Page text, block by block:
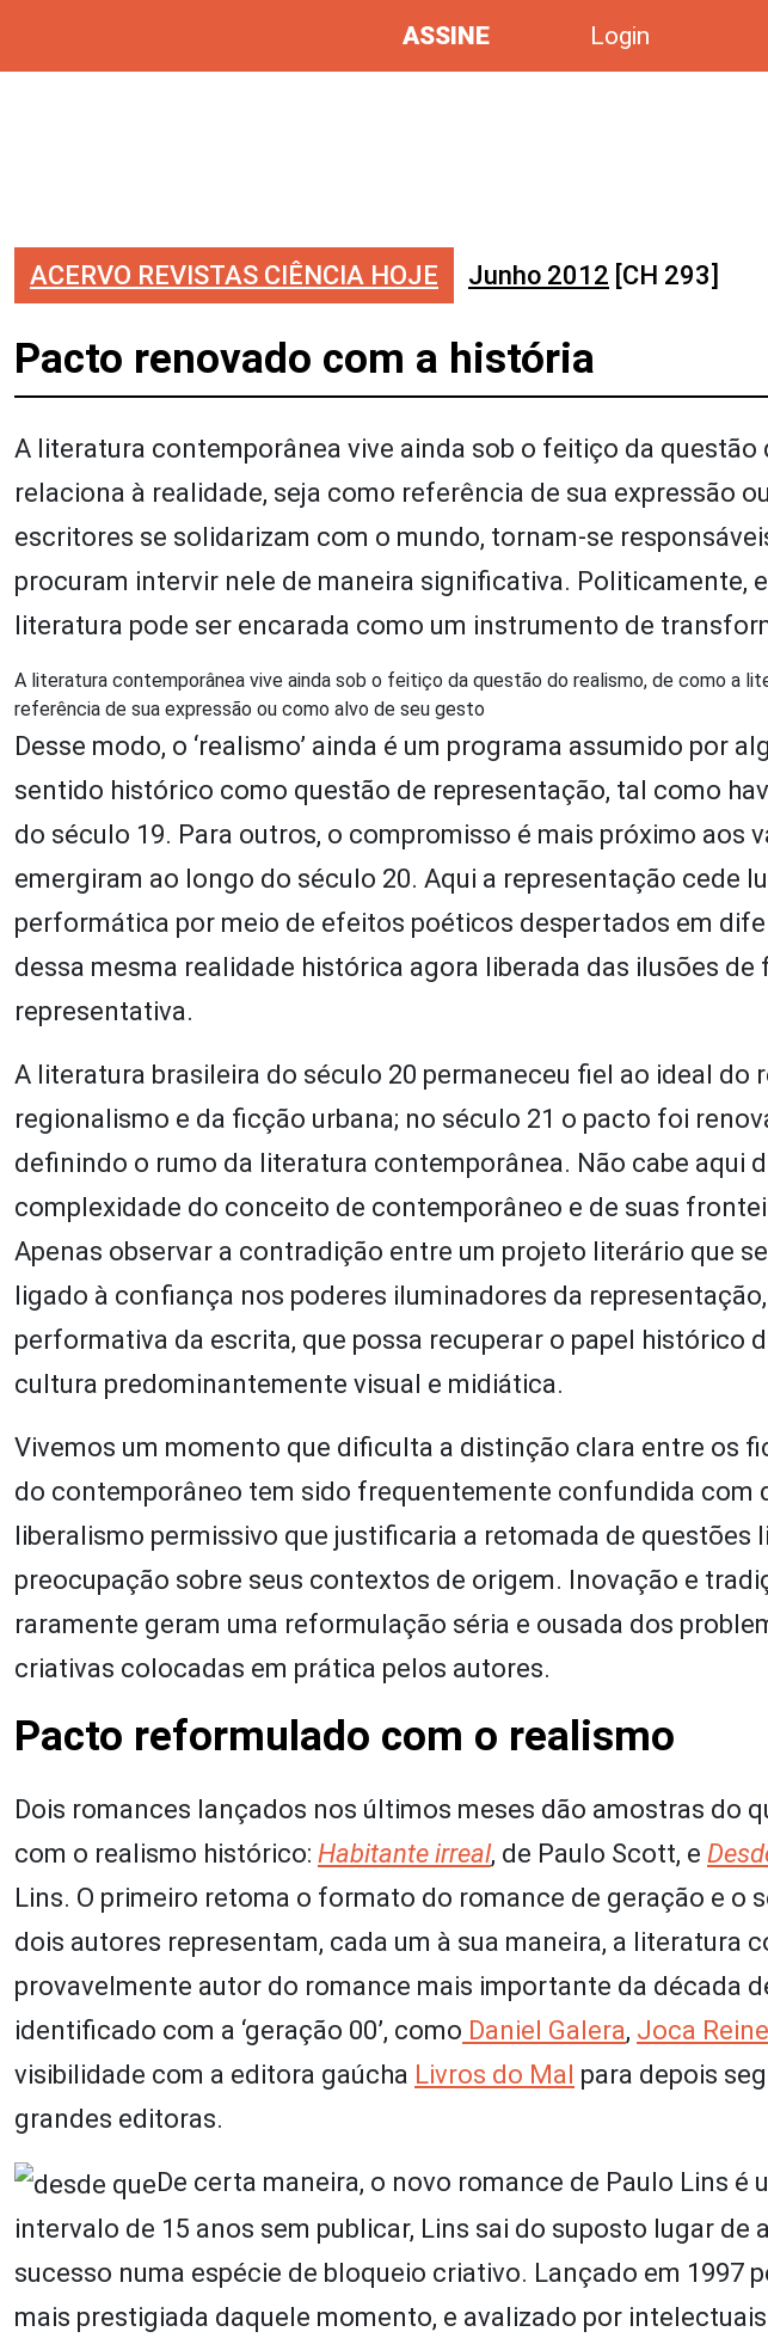
ASSINE Login
ACERVO REVISTAS CIÊNCIA HOJE Junho 2012 [CH 293]
Pacto renovado com a história
A literatura contemporânea vive ainda sob o feitiço da
relaciona à realidade, seja como referência de sua expressão
escritores se solidarizam com o mundo, tornam-se
procuram intervir nele de maneira significativa. Politicamente,
literatura pode ser encarada como um instrumento de
A literatura contemporânea vive ainda sob o feitiço da questão do realismo, de como a
referência de sua expressão ou como alvo de seu gesto
Desse modo, o ‘realismo’ ainda é um programa assumido por
sentido histórico como questão de representação, tal como
do século 19. Para outros, o compromisso é mais próximo aos
emergiram ao longo do século 20. Aqui a representação cede
performática por meio de efeitos poéticos despertados em
dessa mesma realidade histórica agora liberada das ilusões de
representativa.
A literatura brasileira do século 20 permaneceu fiel ao ideal do
regionalismo e da ficção urbana; no século 21 o pacto foi
definindo o rumo da literatura contemporânea. Não cabe aqui
complexidade do conceito de contemporâneo e de suas
Apenas observar a contradição entre um projeto literário que
ligado à confiança nos poderes iluminadores da
performativa da escrita, que possa recuperar o papel histórico
cultura predominantemente visual e midiática.
Vivemos um momento que dificulta a distinção clara entre os
do contemporâneo tem sido frequentemente confundida com
liberalismo permissivo que justificaria a retomada de
preocupação sobre seus contextos de origem. Inovação e
raramente geram uma reformulação séria e ousada dos
criativas colocadas em prática pelos autores.
Pacto reformulado com o realismo
Dois romances lançados nos últimos meses dão amostras do
com o realismo histórico: Habitante irreal, de Paulo Scott, e
Lins. O primeiro retoma o formato do romance de geração e o
dois autores representam, cada um à sua maneira, a literatura
provavelmente autor do romance mais importante da década
identificado com a ‘geração 00’, como Daniel Galera, Joca
visibilidade com a editora gaúcha Livros do Mal para depois
grandes editoras.
De certa maneira, o novo romance de Paulo Lins é
intervalo de 15 anos sem publicar, Lins sai do suposto lugar
sucesso numa espécie de bloqueio criativo. Lançado em 1997
mais prestigiada daquele momento, e avalizado por